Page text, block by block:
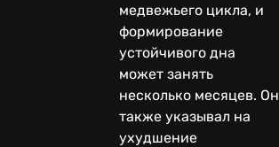
медвежьего цикла, и
формирование
устойчивого дна
может занять
несколько месяцев. Он
также указывал на
ухудшение